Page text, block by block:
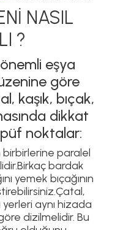
NASIL
?
eşya
göre
kaşık, bıçak,
dikkat
noktalar:
birbirlerine paralel
bardak
yemek bıçağının
yerleri aynı hizada
dizilmelidir. Bu